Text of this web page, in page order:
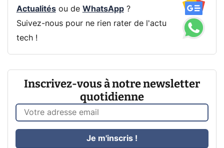
Actualitésou de WhatsApp?
Suivez-nous pour ne rien rater de l'actu
tech !
Inscrivez-vous à notre newsletter
quotidienne
Je m'inscris !